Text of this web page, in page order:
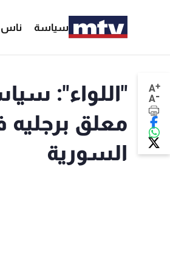
سياسة ناس
A+
A-
"اللواء":
معلق برجليه
السورية